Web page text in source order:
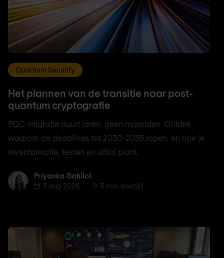
Quantum Security
Het plannen van de transitie naar post-
quantum cryptografie
PQC-migratie duurt jaren, geen maanden. Ontdek
waarom de deadlines tot 2030-2035 lopen, en hoe je
inventarisatie, testen en uitrol plant.
Priyanka Gahilot
Priyanka Gahilot
3 aug 2026
5 min. leestijd